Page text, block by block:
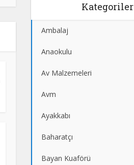
Kategoriler
Ambalaj
Anaokulu
Av Malzemeleri
Avm
Ayakkabı
Baharatçı
Bayan Kuaförü